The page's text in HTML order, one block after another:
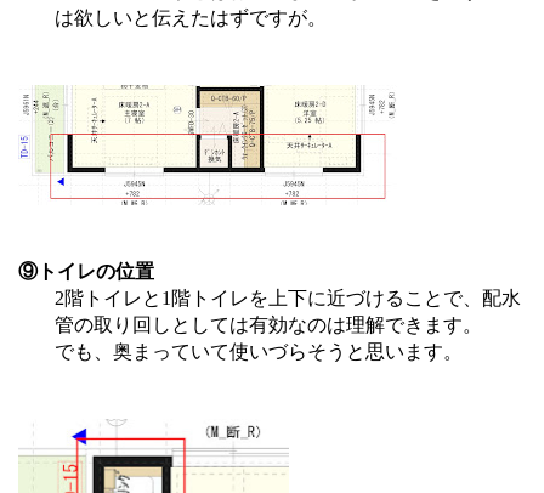
は欲しいと伝えたはずですが。
⑨トイレの位置
2階トイレと1階トイレを上下に近づけることで、配水
管の取り回しとしては有効なのは理解できます。
でも、奥まっていて使いづらそうと思います。